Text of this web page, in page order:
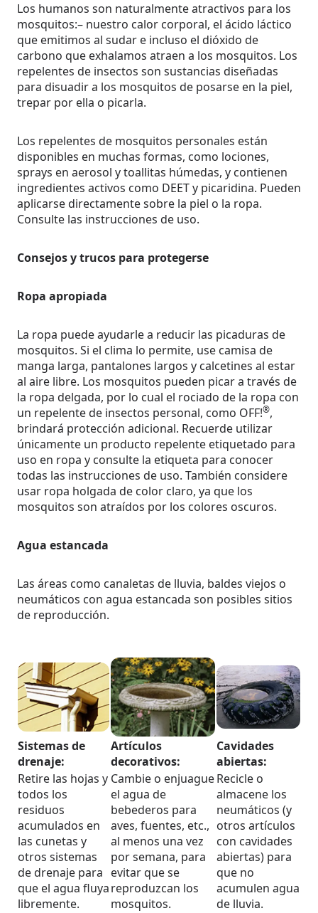
Los humanos son naturalmente atractivos para los
mosquitos:– nuestro calor corporal, el ácido láctico
que emitimos al sudar e incluso el dióxido de
carbono que exhalamos atraen a los mosquitos. Los
repelentes de insectos son sustancias diseñadas
para disuadir a los mosquitos de posarse en la piel,
trepar por ella o picarla.
Los repelentes de mosquitos personales están
disponibles en muchas formas, como lociones,
sprays en aerosol y toallitas húmedas, y contienen
ingredientes activos como DEET y picaridina. Pueden
aplicarse directamente sobre la piel o la ropa.
Consulte las instrucciones de uso.
Consejos y trucos para protegerse
Ropa apropiada
La ropa puede ayudarle a reducir las picaduras de
mosquitos. Si el clima lo permite, use camisa de
manga larga, pantalones largos y calcetines al estar
al aire libre. Los mosquitos pueden picar a través de
la ropa delgada, por lo cual el rociado de la ropa con
un repelente de insectos personal, como OFF!®,
brindará protección adicional. Recuerde utilizar
únicamente un producto repelente etiquetado para
uso en ropa y consulte la etiqueta para conocer
todas las instrucciones de uso. También considere
usar ropa holgada de color claro, ya que los
mosquitos son atraídos por los colores oscuros.
Agua estancada
Las áreas como canaletas de lluvia, baldes viejos o
neumáticos con agua estancada son posibles sitios
de reproducción.
Sistemas de
drenaje:
Artículos
decorativos:
Cavidades
abiertas:
Retire las hojas y
todos los
residuos
acumulados en
las cunetas y
otros sistemas
de drenaje para
que el agua fluya
libremente.
Cambie o enjuague
el agua de
bebederos para
aves, fuentes, etc.,
al menos una vez
por semana, para
evitar que se
reproduzcan los
mosquitos.
Recicle o
almacene los
neumáticos (y
otros artículos
con cavidades
abiertas) para
que no
acumulen agua
de lluvia.